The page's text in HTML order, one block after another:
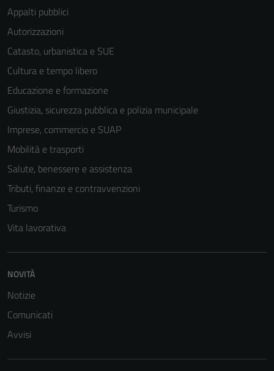
Appalti pubblici
Autorizzazioni
Catasto, urbanistica e SUE
Cultura e tempo libero
Educazione e formazione
Giustizia, sicurezza pubblica e polizia municipale
Imprese, commercio e SUAP
Mobilità e trasporti
Salute, benessere e assistenza
Tributi, finanze e contravvenzioni
Turismo
Vita lavorativa
NOVITÀ
Notizie
Comunicati
Avvisi